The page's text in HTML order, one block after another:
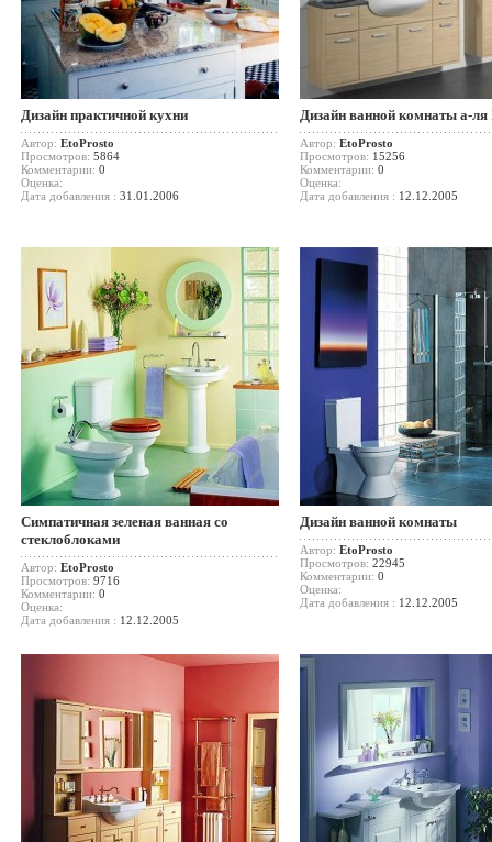
Дизайн практичной кухни
Автор: EtoProsto
Просмотров: 5864
Комментарии: 0
Оценка:
Дата добавления : 31.01.2006
Дизайн ванной комнаты а-ля
Автор: EtoProsto
Просмотров: 15256
Комментарии: 0
Оценка:
Дата добавления : 12.12.2005
Симпатичная зеленая ванная со
стеклоблоками
Автор: EtoProsto
Просмотров: 9716
Комментарии: 0
Оценка:
Дата добавления : 12.12.2005
Дизайн ванной комнаты
Автор: EtoProsto
Просмотров: 22945
Комментарии: 0
Оценка:
Дата добавления : 12.12.2005